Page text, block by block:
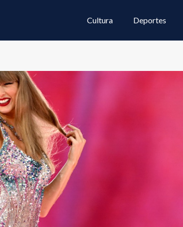
Cultura Deportes